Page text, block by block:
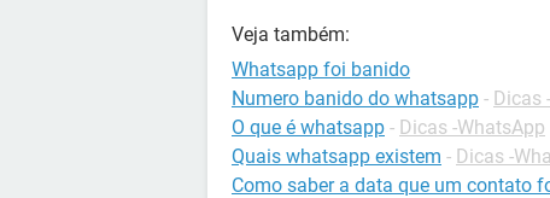
Veja também:
Whatsapp foi banido
Numero banido do whatsapp - Dicas
O que é whatsapp - Dicas -WhatsApp
Quais whatsapp existem - Dicas -
Como saber a data que um contato